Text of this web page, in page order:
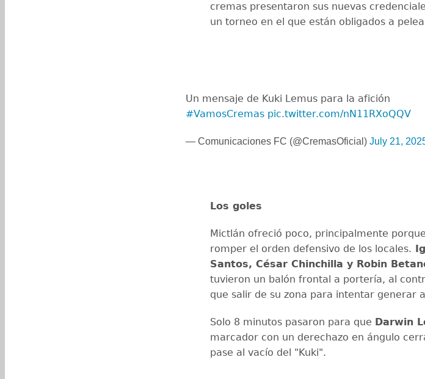
cremas presentaron sus nuevas
un torneo en el que están obligados a
Un mensaje de Kuki Lemus para la afición
#VamosCremas pic.twitter.com/nN11RXoQQV
— Comunicaciones FC (@CremasOficial) July 21,
Los goles
Mictlán ofreció poco, principalmente
romper el orden defensivo de los locales.
Santos, César Chinchilla y Robin
tuvieron un balón frontal a portería, al
que salir de su zona para intentar generar
Solo 8 minutos pasaron para que Darwin
marcador con un derechazo en ángulo
pase al vacío del "Kuki".